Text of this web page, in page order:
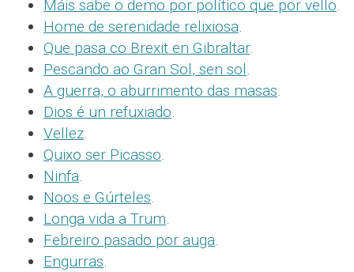
Máis sabe o demo por político que por vello.
Home de serenidade relixiosa.
Que pasa co Brexit en Gibraltar.
Pescando ao Gran Sol, sen sol.
A guerra, o aburrimento das masas.
Dios é un refuxiado.
Vellez.
Quixo ser Picasso.
Ninfa.
Noos e Gúrteles.
Longa vida a Trum.
Febreiro pasado por auga.
Engurras.